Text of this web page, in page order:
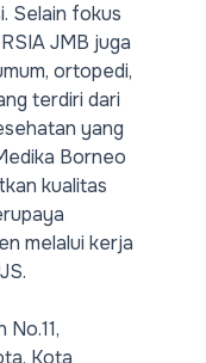
Selain fokus
JMB juga
ortopedi,
terdiri dari
yang
Borneo
kualitas
melalui kerja
Kota